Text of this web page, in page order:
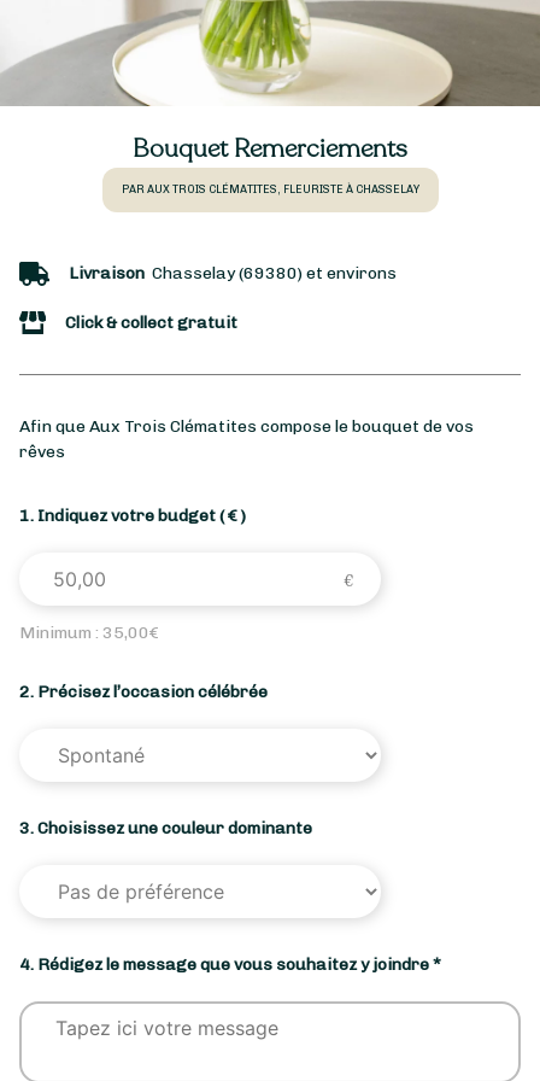
Bouquet Remerciements
PAR AUX TROIS CLÉMATITES, FLEURISTE À CHASSELAY
Livraison Chasselay (69380) et environs
Click & collect gratuit
Afin que Aux Trois Clématites compose le bouquet de vos
rêves
1. Indiquez votre budget( € )
Minimum : 35,00€
2. Précisez l’occasion célébrée
3. Choisissez une couleur dominante
4. Rédigez le message que vous souhaitez y joindre *